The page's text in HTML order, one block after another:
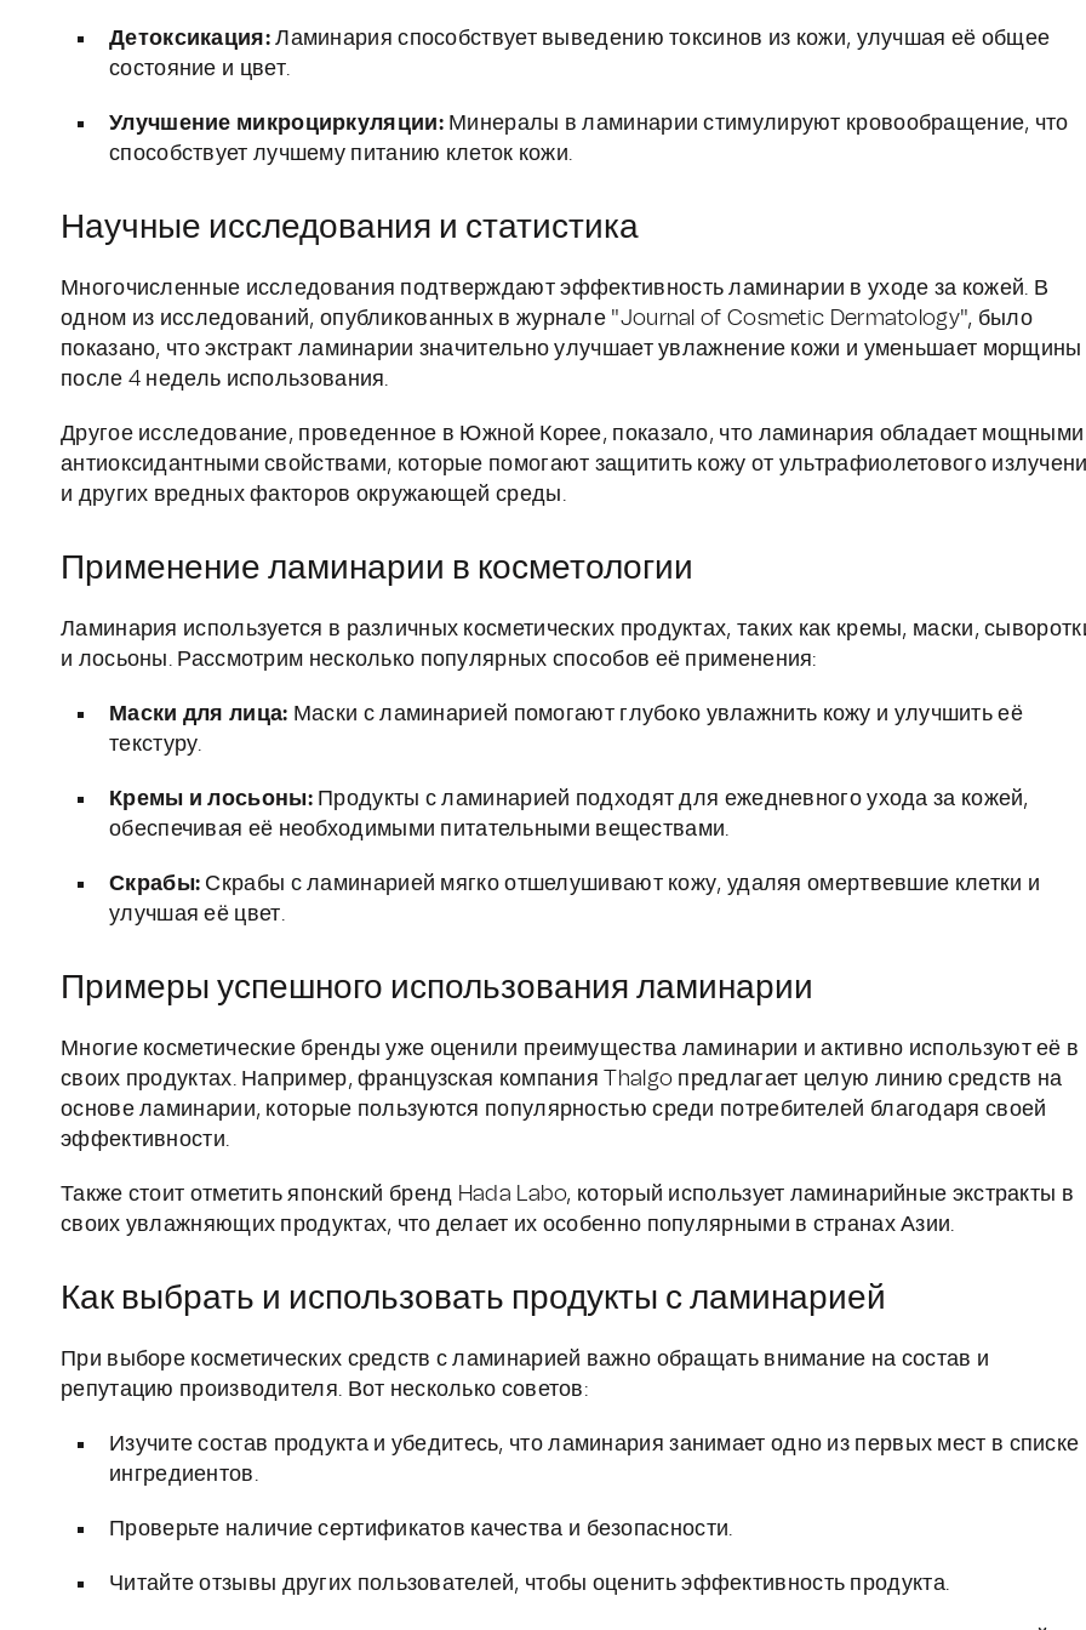
Детоксикация:Ламинария способствует выведению токсинов из кожи, улучшая её общее
состояние и цвет.
Улучшение микроциркуляции:Минералы в ламинарии стимулируют кровообращение, что
способствует лучшему питанию клеток кожи.
Научные исследования и статистика
Многочисленные исследования подтверждают эффективность ламинарии в уходе за кожей. В
одном из исследований, опубликованных в журнале "Journal of Cosmetic Dermatology", было
показано, что экстракт ламинарии значительно улучшает увлажнение кожи и уменьшает морщины
после 4 недель использования.
Другое исследование, проведенное в Южной Корее, показало, что ламинария обладает мощными
антиоксидантными свойствами, которые помогают защитить кожу от ультрафиолетового
и других вредных факторов окружающей среды.
Применение ламинарии в косметологии
Ламинария используется в различных косметических продуктах, таких как кремы, маски,
и лосьоны. Рассмотрим несколько популярных способов её применения:
Маски для лица: Маски с ламинарией помогают глубоко увлажнить кожу и улучшить её
текстуру.
Кремы и лосьоны:Продукты с ламинарией подходят для ежедневного ухода за кожей,
обеспечивая её необходимыми питательными веществами.
Скрабы: Скрабы с ламинарией мягко отшелушивают кожу, удаляя омертвевшие клетки и
улучшая её цвет.
Примеры успешного использования ламинарии
Многие косметические бренды уже оценили преимущества ламинарии и активно используют её в
своих продуктах. Например, французская компания Thalgo предлагает целую линию средств на
основе ламинарии, которые пользуются популярностью среди потребителей благодаря своей
эффективности.
Также стоит отметить японский бренд Hada Labo, который использует ламинарийные экстракты в
своих увлажняющих продуктах, что делает их особенно популярными в странах Азии.
Как выбрать и использовать продукты с ламинарией
При выборе косметических средств с ламинарией важно обращать внимание на состав и
репутацию производителя. Вот несколько советов:
Изучите состав продукта и убедитесь, что ламинария занимает одно из первых мест в списке
ингредиентов.
Проверьте наличие сертификатов качества и безопасности.
Читайте отзывы других пользователей, чтобы оценить эффективность продукта.